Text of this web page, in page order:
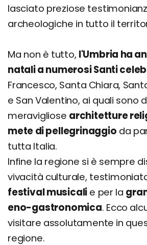
lasciato preziose
archeologiche in tutto il
Ma non è tutto, l'Umbria ha
natali a numerosi Santi
Francesco, Santa Chiara,
e San Valentino, ai quali sono
meravigliose architetture
mete di pellegrinaggio da
tutta Italia.
Infine la regione si è sempre
vivacità culturale,
festival musicali e per la
eno-gastronomica. Ecco
visitare assolutamente in
regione.